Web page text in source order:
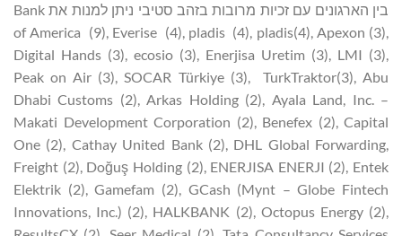
בין הארגונים עם זכיות מרובות בזהב סטיבי ניתן למנות את Bank
of America (9), Everise (4), pladis (4), pladis(4), Apexon (3),
Digital Hands (3), ecosio (3), Enerjisa Uretim (3), LMI (3),
Peak on Air (3), SOCAR Türkiye (3), TurkTraktor(3), Abu
Dhabi Customs (2), Arkas Holding (2), Ayala Land, Inc. –
Makati Development Corporation (2), Benefex (2), Capital
One (2), Cathay United Bank (2), DHL Global Forwarding,
Freight (2), Doğuş Holding (2), ENERJISA ENERJI (2), Entek
Elektrik (2), Gamefam (2), GCash (Mynt – Globe Fintech
Innovations, Inc.) (2), HALKBANK (2), Octopus Energy (2),